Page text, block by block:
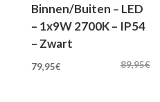
Binnen/Buiten – LED
– 1x9W 2700K – IP54
– Zwart
89,95€
Oorspronkelijke
79,95€Huidige